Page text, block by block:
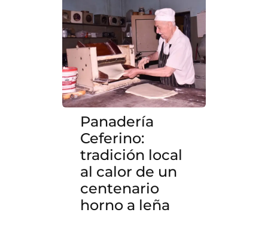
Panadería
Ceferino:
tradición local
al calor de un
centenario
horno a leña